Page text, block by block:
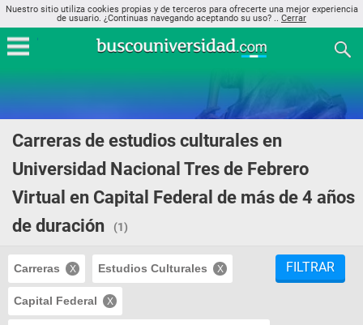
Nuestro sitio utiliza cookies propias y de terceros para ofrecerte una mejor experiencia
de usuario. ¿Continuas navegando aceptando su uso? .. Cerrar
Carreras de estudios culturales en
Universidad Nacional Tres de Febrero
Virtual en Capital Federal de más de 4 años
de duración
(1)
Carreras Estudios Culturales
Capital Federal
FILTRAR